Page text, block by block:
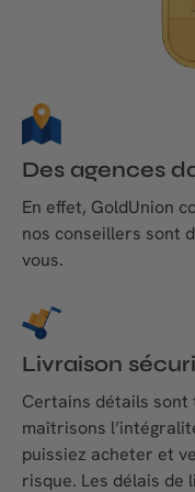
Des agences
En effet, GoldUnion
nos conseillers sont
vous.
Livraison
Certains détails sont
maîtrisons
puissiez acheter et
risque. Les délais de